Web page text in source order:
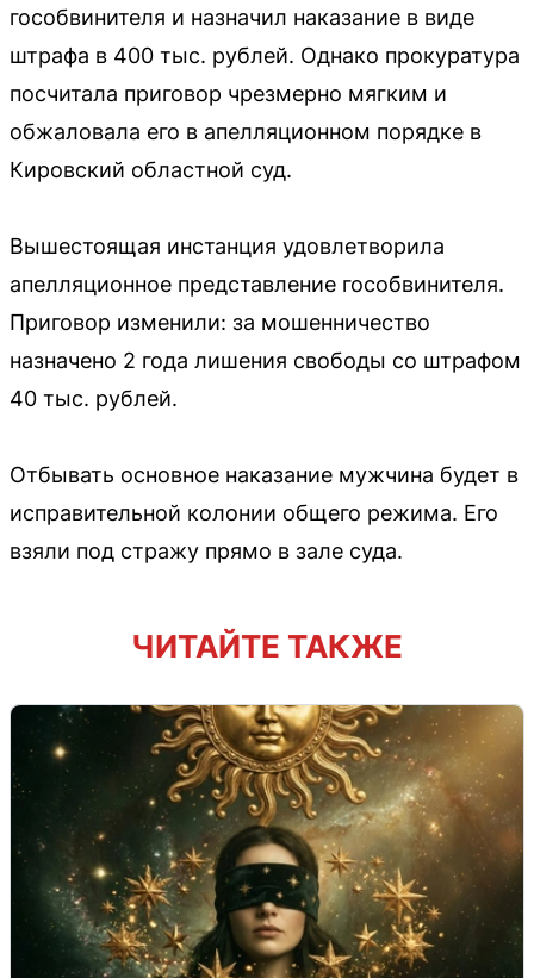
гособвинителя и назначил наказание в виде
штрафа в 400 тыс. рублей. Однако прокуратура
посчитала приговор чрезмерно мягким и
обжаловала его в апелляционном порядке в
Кировский областной суд.
Вышестоящая инстанция удовлетворила
апелляционное представление гособвинителя.
Приговор изменили: за мошенничество
назначено 2 года лишения свободы со штрафом
40 тыс. рублей.
Отбывать основное наказание мужчина будет в
исправительной колонии общего режима. Его
взяли под стражу прямо в зале суда.
ЧИТАЙТЕ ТАКЖЕ